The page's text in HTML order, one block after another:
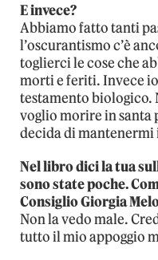
E invece?
Abbiamo fatto tanti
l’oscurantismo c’è
toglierci le cose che
morti e feriti. Invece
testamento biologico.
voglio morire in santa
decida di mantenermi
Nel libro dici la tua
sono state poche.
Consiglio Giorgia
Non la vedo male.
tutto il mio appoggio